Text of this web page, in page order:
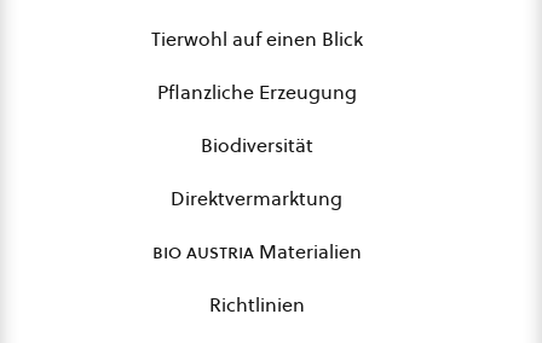
Tierwohl auf einen Blick
Pflanzliche Erzeugung
Biodiversität
Direktvermarktung
bio austriaMaterialien
Richtlinien